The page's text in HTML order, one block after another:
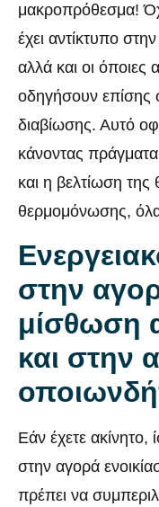
μακροπρόθεσμα!
έχει αντίκτυπο
αλλά και οι όποιες
οδηγήσουν επίσης
διαβίωσης. Αυτό
κάνοντας
και η βελτίωση
θερμομόνωσης,
στην
μίσθωση
και στην
Εάν έχετε ακίνητο,
στην αγορά
πρέπει να